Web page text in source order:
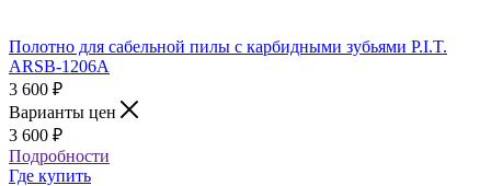
Полотно для сабельной пилы с карбидными зубьями P.I.T.
ARSB-1206A
3 600 ₽
Варианты цен
3 600 ₽
Подробности
Где купить